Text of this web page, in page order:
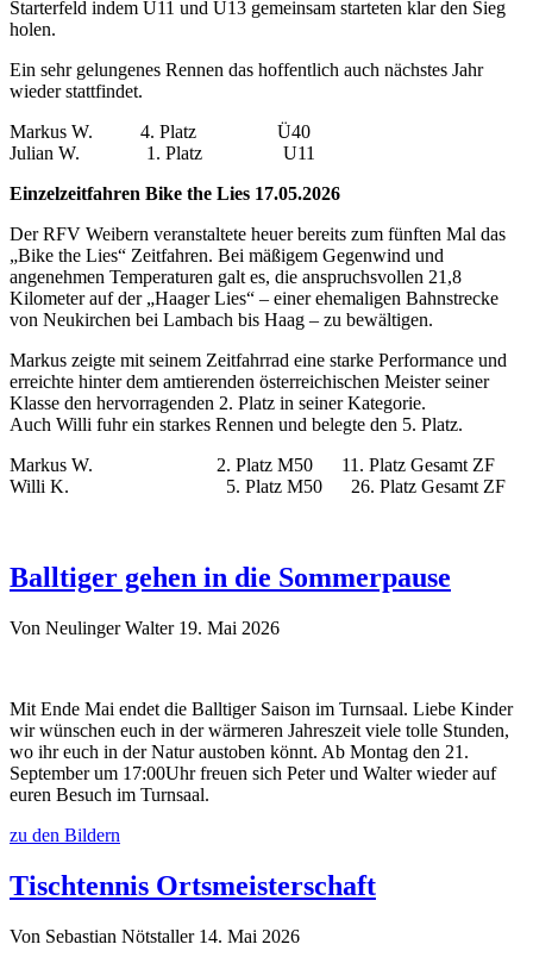
Starterfeld indem U11 und U13 gemeinsam starteten klar den Sieg
holen.
Ein sehr gelungenes Rennen das hoffentlich auch nächstes Jahr
wieder stattfindet.
Markus W. 4. Platz Ü40
Julian W. 1. Platz U11
Einzelzeitfahren Bike the Lies 17.05.2026
Der RFV Weibern veranstaltete heuer bereits zum fünften Mal das
„Bike the Lies“ Zeitfahren. Bei mäßigem Gegenwind und
angenehmen Temperaturen galt es, die anspruchsvollen 21,8
Kilometer auf der „Haager Lies“ – einer ehemaligen Bahnstrecke
von Neukirchen bei Lambach bis Haag – zu bewältigen.
Markus zeigte mit seinem Zeitfahrrad eine starke Performance und
erreichte hinter dem amtierenden österreichischen Meister seiner
Klasse den hervorragenden 2. Platz in seiner Kategorie.
Auch Willi fuhr ein starkes Rennen und belegte den 5. Platz.
Markus W. 2. Platz M50 11. Platz Gesamt ZF
Willi K. 5. Platz M50 26. Platz Gesamt ZF
Balltiger gehen in die Sommerpause
Von Neulinger Walter 19. Mai 2026
Mit Ende Mai endet die Balltiger Saison im Turnsaal. Liebe Kinder
wir wünschen euch in der wärmeren Jahreszeit viele tolle Stunden,
wo ihr euch in der Natur austoben könnt. Ab Montag den 21.
September um 17:00Uhr freuen sich Peter und Walter wieder auf
euren Besuch im Turnsaal.
zu den Bildern
Tischtennis Ortsmeisterschaft
Von Sebastian Nötstaller 14. Mai 2026